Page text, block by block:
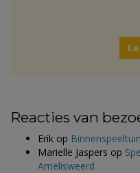
Reacties van
Erik op
Marielle Jaspers op
Amelisweerd